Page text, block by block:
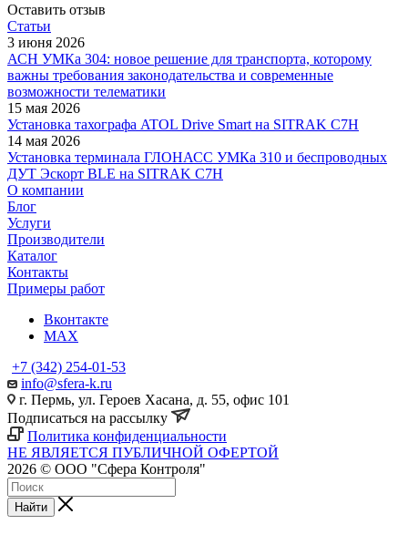
Оставить отзыв
Статьи
3 июня 2026
АСН УМКа 304: новое решение для транспорта, которому
важны требования законодательства и современные
возможности телематики
15 мая 2026
Установка тахографа ATOL Drive Smart на SITRAK C7H
14 мая 2026
Установка терминала ГЛОНАСС УМКа 310 и беспроводных
ДУТ Эскорт BLE на SITRAK C7H
О компании
Блог
Услуги
Производители
Каталог
Контакты
Примеры работ
Вконтакте
MAX
+7 (342) 254-01-53
info@sfera-k.ru
г. Пермь, ул. Героев Хасана, д. 55, офис 101
Подписаться на рассылку
Политика конфиденциальности
НЕ ЯВЛЯЕТСЯ ПУБЛИЧНОЙ ОФЕРТОЙ
2026 © ООО "Сфера Контроля"
Найти